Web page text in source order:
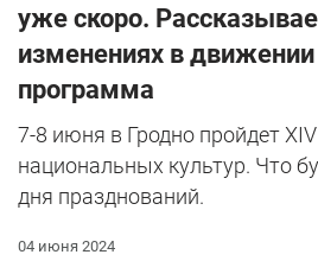
уже скоро.
изменениях в движении
программа
7-8 июня в Гродно пройдет
национальных культур. Что
дня празднований.
04 июня 2024